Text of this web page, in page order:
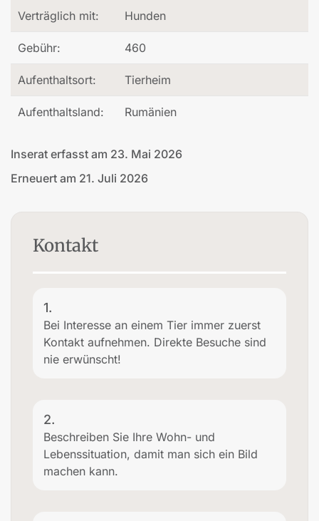
Verträglich mit: Hunden
Gebühr: 460
Aufenthaltsort: Tierheim
Aufenthaltsland: Rumänien
Inserat erfasst am 23. Mai 2026
Erneuert am 21. Juli 2026
Kontakt
1.
Bei Interesse an einem Tier immer zuerst
Kontakt aufnehmen. Direkte Besuche sind
nie erwünscht!
2.
Beschreiben Sie Ihre Wohn- und
Lebenssituation, damit man sich ein Bild
machen kann.